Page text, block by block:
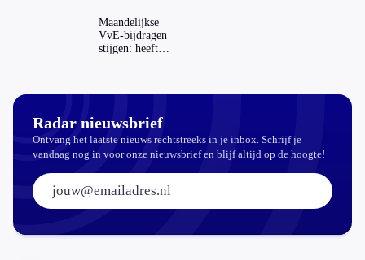
Maandelijkse
VvE-bijdragen
stijgen: heeft
Radar nieuwsbrief
Ontvang het laatste nieuws rechtstreeks in je inbox. Schrijf je
vandaag nog in voor onze nieuwsbrief en blijf altijd op de hoogte!
E-mailadres: